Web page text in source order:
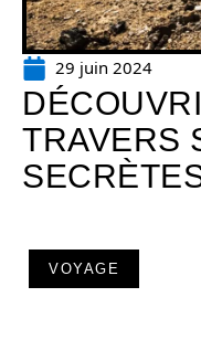
29 juin 2024
TRAVERS
VOYAGE